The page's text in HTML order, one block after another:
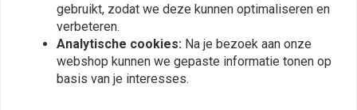
gebruikt, zodat we deze kunnen optimaliseren en
verbeteren.
Analytische cookies: Na je bezoek aan onze
webshop kunnen we gepaste informatie tonen op
basis van je interesses.